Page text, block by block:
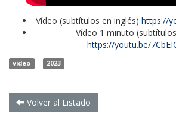
Vídeo (subtítulos en inglés) https://
Vídeo 1 minuto
https://youtu.be/
vídeo 2023
Volver al Listado